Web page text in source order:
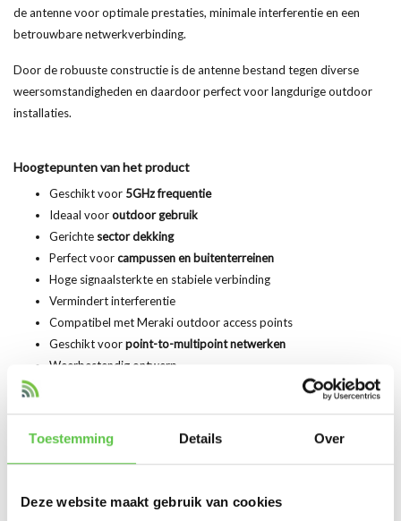
Toestemming Details Over
Deze website maakt gebruik van cookies
de antenne voor optimale prestaties, minimale interferentie en een
betrouwbare netwerkverbinding.
Door de robuuste constructie is de antenne bestand tegen diverse
weersomstandigheden en daardoor perfect voor langdurige outdoor
installaties.
Hoogtepunten van het product
Geschikt voor 5GHz frequentie
Ideaal vooroutdoor gebruik
Gerichte sector dekking
Perfect voorcampussen en buitenterreinen
Hoge signaalsterkte en stabiele verbinding
Vermindert interferentie
Compatibel met Meraki outdoor access points
Geschikt voorpoint-to-multipoint netwerken
Weerbestendig ontwerp
Link Datasheet
Datasheet 5GHz Sector Antenne